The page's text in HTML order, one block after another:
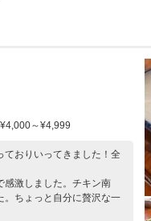
¥4,000～¥4,999
おりいってきました！全
感激しました。チキン南
。ちょっと自分に贅沢な一